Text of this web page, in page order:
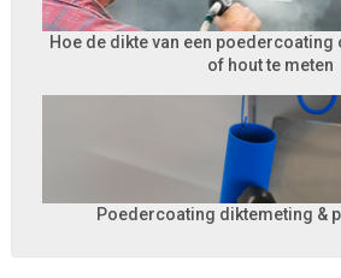
Hoe de dikte van een poedercoating
of hout te meten
Poedercoating diktemeting &